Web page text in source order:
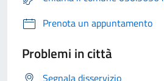
Prenota un appuntamento
Problemi in città